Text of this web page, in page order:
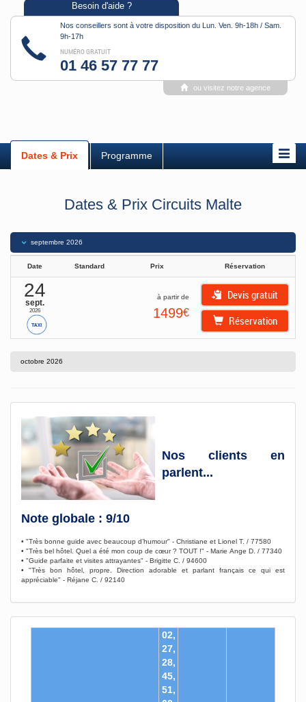
Besoin d'aide ?
Nos conseillers sont à votre disposition du Lun. Ven. 9h-18h / Sam.
9h-17h
NUMÉRO GRATUIT
01 46 57 77 77
ou visitez notre agence
Dates & Prix Programme
Dates & Prix Circuits Malte
septembre 2026
Date Standard Prix Réservation
24
sept.
2026
à partir de
1499€
Devis gratuit
Réservation
octobre 2026
Nos clients en
parlent...
Note globale : 9/10
• "Très bonne guide avec beaucoup d’humour" - Christiane et Lionel T. / 77580
• "Très bel hôtel. Quel a été mon coup de cœur ? TOUT !" - Marie Ange D. / 77340
• "Guide parfaite et visites attrayantes" - Brigitte C. / 94600
• "Très bon hôtel, propre. Direction adorable et parlant français ce qui est
appréciable" - Réjane C. / 92140
02,
27,
28,
45,
51,